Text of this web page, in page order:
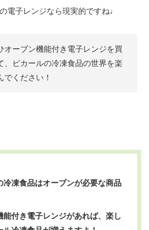
電子レンジなら現実的ですね♩
オーブン機能付き電子レンジを買
、ピカールの冷凍食品の世界を楽
でください！
冷凍食品はオーブンが必要な商品
能付き電子レンジがあれば、楽し